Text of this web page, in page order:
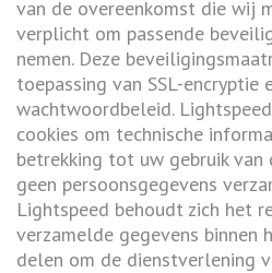
van de overeenkomst die wij
verplicht om passende
nemen. Deze
toepassing van SSL-encryptie
wachtwoordbeleid.
cookies om technische
betrekking tot uw gebruik
geen persoonsgegevens
Lightspeed behoudt zich het
verzamelde gegevens binnen
delen om de dienstverlening